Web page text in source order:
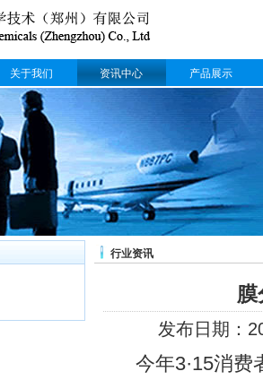
关于我们 资讯中心 产品展示
行业资讯
发布日期：
今年3·15消费